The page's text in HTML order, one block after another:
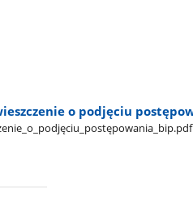
o podjęciu